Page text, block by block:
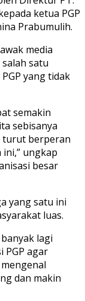
ketua PGP
Prabumulih.
media
satu
yang tidak
semakin
sebisanya
turut berperan
ungkap
besar
yang satu ini
luas.
lagi
PGP agar
dan makin